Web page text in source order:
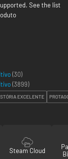
See the list
(30)
(3899)
EXCELENTE
Steam Cloud